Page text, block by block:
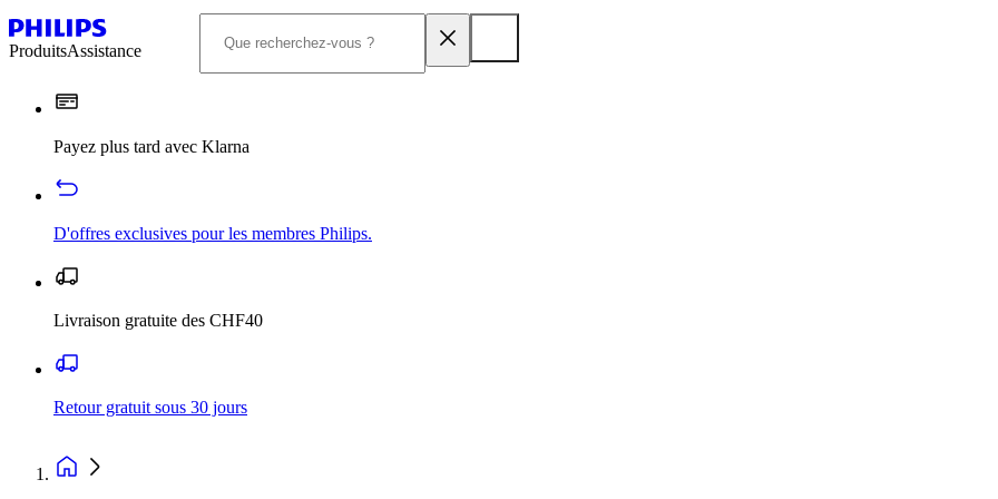
ProduitsAssistance
Payez plus tard avec Klarna
D'offres exclusives pour les membres Philips.
Livraison gratuite des CHF40
Retour gratuit sous 30 jours